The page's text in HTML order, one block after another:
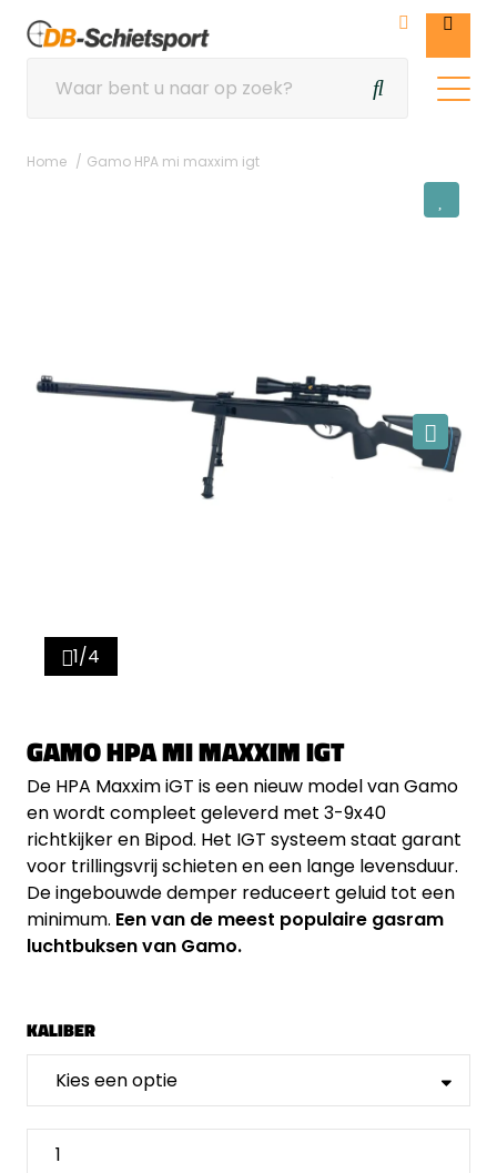
Home Gamo HPA mi maxxim igt
1/4
GAMO HPA MI MAXXIM IGT
De HPA Maxxim iGT is een nieuw model van Gamo
en wordt compleet geleverd met 3-9x40
richtkijker en Bipod. Het IGT systeem staat garant
voor trillingsvrij schieten en een lange levensduur.
De ingebouwde demper reduceert geluid tot een
minimum. Een van de meest populaire gasram
luchtbuksen van Gamo.
KALIBER